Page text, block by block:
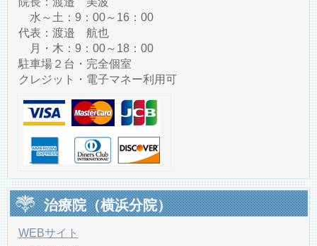
水～土：9：00～16：00
代表：渡邉 航也
月・木：9：00～18：00
駐車場２台・完全個室
クレジット・電子マネー利用可
治療院（横浜分院）
WEBサイト